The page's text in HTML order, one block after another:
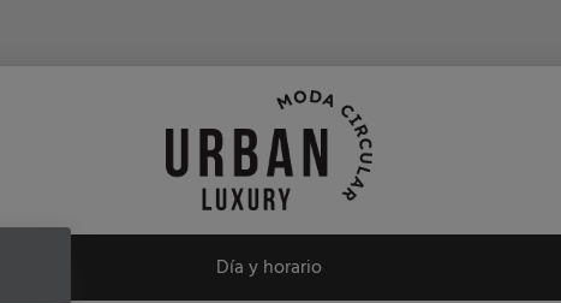
Día y horario